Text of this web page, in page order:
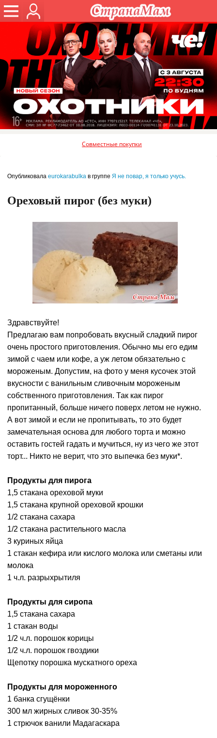
Совместные покупки
Опубликовала eurokarabulka в группе Я не повар, я только учусь.
Ореховый пирог (без муки)
Здравствуйте!
Предлагаю вам попробовать вкусный сладкий пирог
очень простого приготовления. Обычно мы его едим
зимой с чаем или кофе, а уж летом обязательно с
мороженым. Допустим, на фото у меня кусочек этой
вкусности с ванильным сливочным мороженым
собственного приготовления. Так как пирог
пропитанный, больше ничего поверх летом не нужно.
А вот зимой и если не пропитывать, то это будет
замечательная основа для любого торта и можно
оставить гостей гадать и мучиться, ну из чего же этот
торт... Никто не верит, что это выпечка без муки*.
Продукты для пирога
1,5 стакана ореховой муки
1,5 стакана крупной ореховой крошки
1/2 стакана сахара
1/2 стакана растительного масла
3 куриных яйца
1 стакан кефира или кислого молока или сметаны или
молока
1 ч.л. разрыхрытиля
Продукты для сиропа
1,5 стакана сахара
1 стакан воды
1/2 ч.л. порошок корицы
1/2 ч.л. порошок гвоздики
Щепотку порошка мускатного ореха
Продукты для мороженного
1 банка сгущёнки
300 мл жирных сливок 30-35%
1 стрючок ванили Мадагаскара